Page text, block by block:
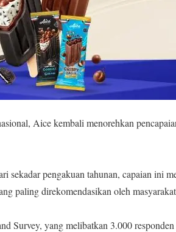
Aice kembali menorehkan
sekadar pengakuan tahunan, capaian ini
paling direkomendasikan oleh
Survey, yang melibatkan 3.000